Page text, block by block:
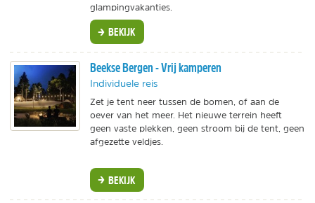
glampingvakanties.
BEKIJK
Beekse Bergen - Vrij kamperen
Individuele reis
Zet je tent neer tussen de bomen, of aan de
oever van het meer. Het nieuwe terrein heeft
geen vaste plekken, geen stroom bij de tent, geen
afgezette veldjes.
BEKIJK